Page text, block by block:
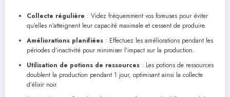
Collecte régulière : Videz fréquemment vos foreuses pour éviter
qu’elles n’atteignent leur capacité maximale et cessent de produire.
Améliorations planifiées : Effectuez les améliorations pendant les
périodes d’inactivité pour minimiser l’impact sur la production.
Utilisation de potions de ressources : Les potions de ressources
doublent la production pendant 1 jour, optimisant ainsi la collecte
d’élixir noir.